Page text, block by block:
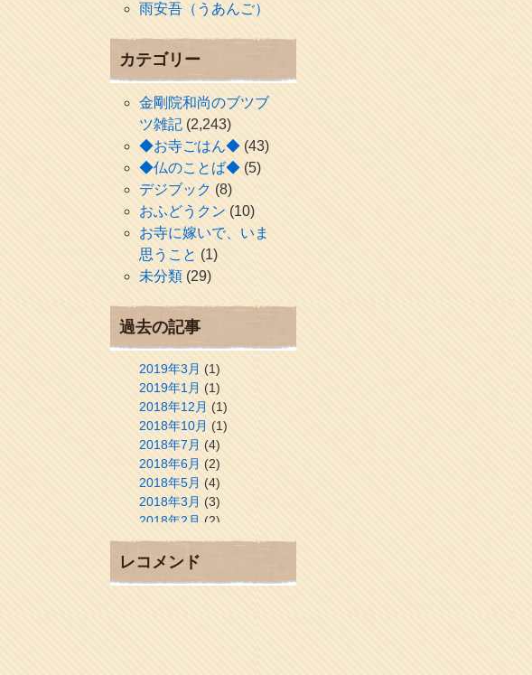
雨安吾（うあんご）
カテゴリー
金剛院和尚のブツブ
ツ雑記(2,243)
◆お寺ごはん◆(43)
◆仏のことば◆(5)
デジブック(8)
おふどうクン(10)
お寺に嫁いで、いま
思うこと(1)
未分類(29)
過去の記事
2019年3月(1)
2019年1月(1)
2018年12月(1)
2018年10月(1)
2018年7月(4)
2018年6月(2)
2018年5月(4)
2018年3月(3)
2018年2月(2)
2018年1月(2)
2017年12月
2017年10月(1)
2017年9月(4)
2017年8月(3)
2017年7月(1)
レコメンド